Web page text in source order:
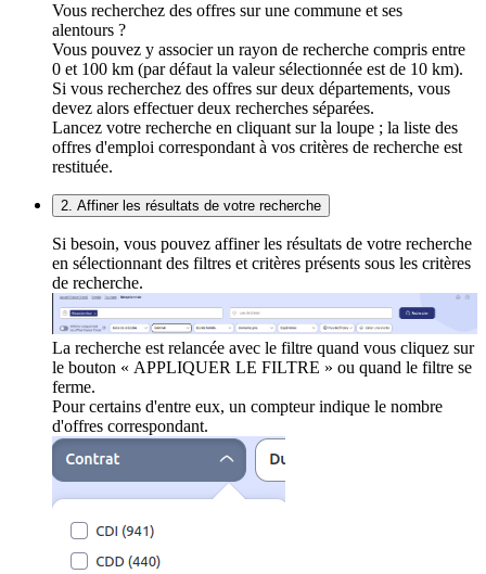
Vous recherchez des offres sur une commune et ses
alentours ?
Vous pouvez y associer un rayon de recherche compris entre
0 et 100 km (par défaut la valeur sélectionnée est de 10 km).
Si vous recherchez des offres sur deux départements, vous
devez alors effectuer deux recherches séparées.
Lancez votre recherche en cliquant sur la loupe ; la liste des
offres d'emploi correspondant à vos critères de recherche est
restituée.
2. Affiner les résultats de votre recherche
Si besoin, vous pouvez affiner les résultats de votre recherche
en sélectionnant des filtres et critères présents sous les critères
de recherche.
La recherche est relancée avec le filtre quand vous cliquez sur
le bouton « APPLIQUER LE FILTRE » ou quand le filtre se
ferme.
Pour certains d'entre eux, un compteur indique le nombre
d'offres correspondant.